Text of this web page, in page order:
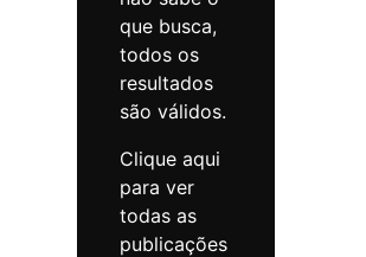
que busca,
todos os
resultados
são válidos.
Clique aqui
para ver
todas as
publicações